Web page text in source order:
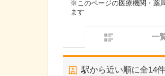
※このページの医療機関・薬
ます
一
駅から近い順に全14